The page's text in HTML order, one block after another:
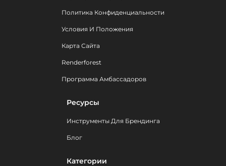
Политика Конфиденциальности
Условия И Положения
Карта Сайта
Renderforest
Программа Амбассадоров
Ресурсы
Инструменты Для Брендинга
Блог
Категории